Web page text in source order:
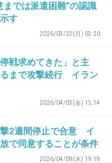
ぶち殺したから交
-0
までは派遣困難”の認識
す
2026/03/23(月) 03:20
戦求めてきた」と主
まで攻撃続行 イラン
2026/04/03(金) 15:14
2週間停止で合意 イ
で同意することが条件
2026/04/09(木) 19:19